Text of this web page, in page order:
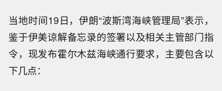
当地时间19日，伊朗“波斯湾海峡管理局”表示，
鉴于伊美谅解备忘录的签署以及相关主管部门指
令，现发布霍尔木兹海峡通行要求，主要包含以
下几点：